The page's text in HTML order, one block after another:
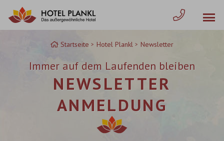
Inhalt
springen
Startseite Hotel Plankl Newsletter
Immer auf dem Laufenden bleiben
NEWSLETTER
ANMELDUNG